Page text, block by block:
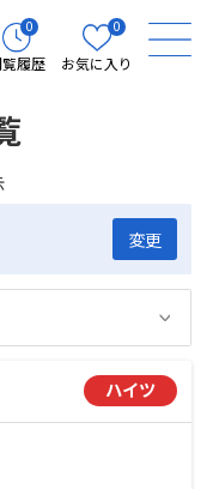
0
履歴
0
お気に入り
変更
ハイツ